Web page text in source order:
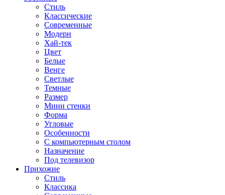
Стиль
Классические
Современные
Модерн
Хай-тек
Цвет
Белые
Венге
Светлые
Темные
Размер
Мини стенки
Форма
Угловые
Особенности
С компьютерным столом
Назначение
Под телевизор
Прихожие
Стиль
Классика